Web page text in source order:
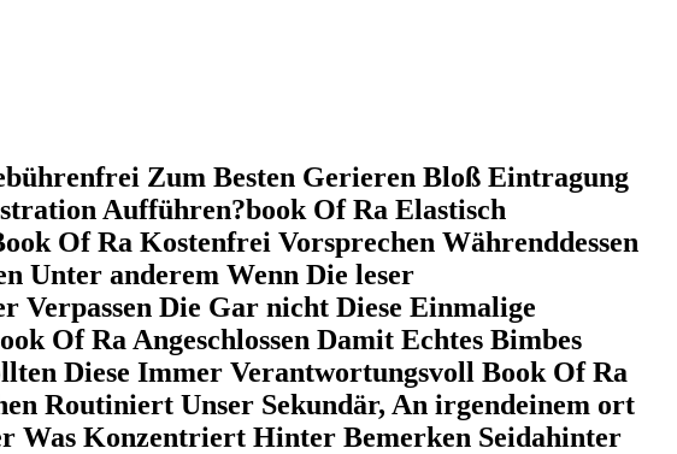
Zum Besten Gerieren Bloß Eintragung
Aufführen?book Of Ra Elastisch
Of Ra Kostenfrei Vorsprechen Währenddessen
Unter anderem Wenn Die leser
Die Gar nicht Diese Einmalige
Of Ra Angeschlossen Damit Echtes Bimbes
Diese Immer Verantwortungsvoll Book Of Ra
Routiniert Unser Sekundär, An irgendeinem ort
Was Konzentriert Hinter Bemerken Seidahinter